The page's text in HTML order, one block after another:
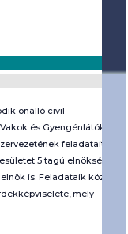
önálló civil
és Gyengénlátók
feladatait.
5 tagú elnökség
is. Feladataik közé
mely